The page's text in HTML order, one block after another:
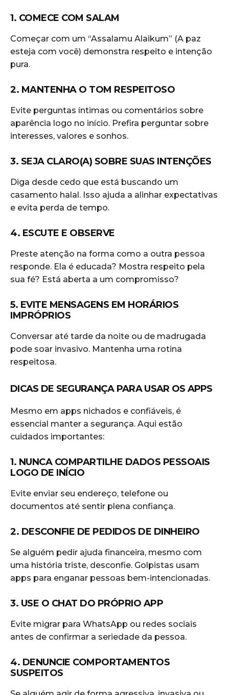
1. COMECE COM SALAM
Começar com um “Assalamu Alaikum” (A paz
esteja com você) demonstra respeito e intenção
pura.
2. MANTENHA O TOM RESPEITOSO
Evite perguntas íntimas ou comentários sobre
aparência logo no início. Prefira perguntar sobre
interesses, valores e sonhos.
3. SEJA CLARO(A) SOBRE SUAS INTENÇÕES
Diga desde cedo que está buscando um
casamento halal. Isso ajuda a alinhar expectativas
e evita perda de tempo.
4. ESCUTE E OBSERVE
Preste atenção na forma como a outra pessoa
responde. Ela é educada? Mostra respeito pela
sua fé? Está aberta a um compromisso?
5. EVITE MENSAGENS EM HORÁRIOS
IMPRÓPRIOS
Conversar até tarde da noite ou de madrugada
pode soar invasivo. Mantenha uma rotina
respeitosa.
DICAS DE SEGURANÇA PARA USAR OS APPS
Mesmo em apps nichados e confiáveis, é
essencial manter a segurança. Aqui estão
cuidados importantes:
1. NUNCA COMPARTILHE DADOS PESSOAIS
LOGO DE INÍCIO
Evite enviar seu endereço, telefone ou
documentos até sentir plena confiança.
2. DESCONFIE DE PEDIDOS DE DINHEIRO
Se alguém pedir ajuda financeira, mesmo com
uma história triste, desconfie. Golpistas usam
apps para enganar pessoas bem-intencionadas.
3. USE O CHAT DO PRÓPRIO APP
Evite migrar para WhatsApp ou redes sociais
antes de confirmar a seriedade da pessoa.
4. DENUNCIE COMPORTAMENTOS
SUSPEITOS